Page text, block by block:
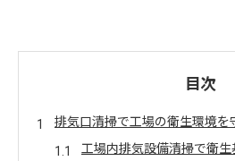
目次
排気口清掃で工場の衛生環境を
工場内排気設備清掃で衛